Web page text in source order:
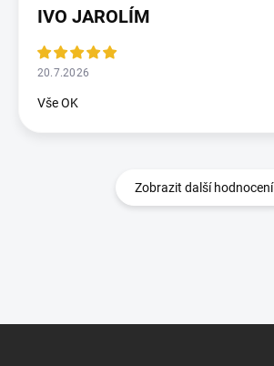
IVO JAROLÍM
20.7.2026
Vše OK
Zobrazit další hodnocení